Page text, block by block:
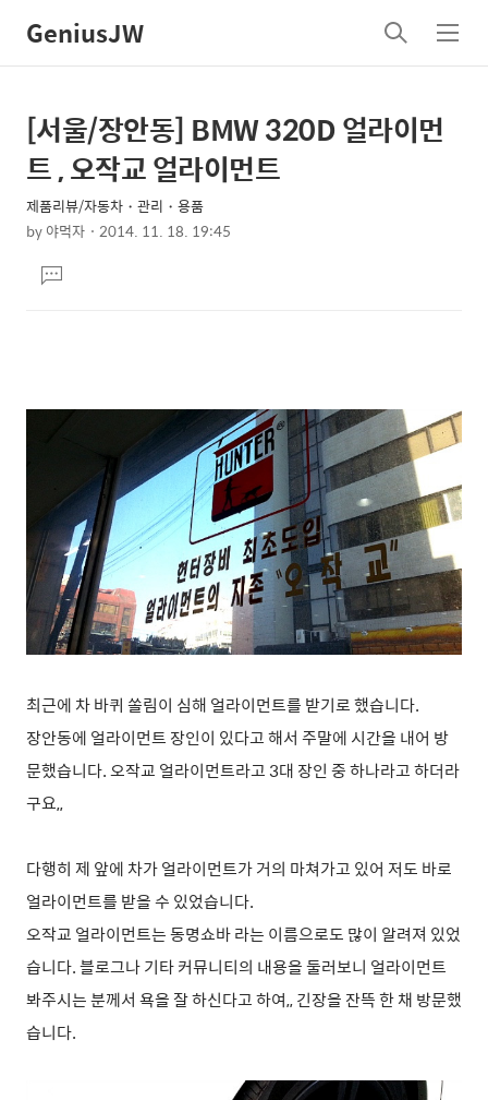
GeniusJW
검
색
메
뉴
상
세
컨
텐
본
문
제
목
[서울/장안동] BMW 320D 얼라이먼
트 , 오작교 얼라이먼트
제품리뷰/자동차・관리・용품
by야먹자 2014. 11. 18. 19:45
문댓
글
최근에 차 바퀴 쏠림이 심해 얼라이먼트를 받기로 했습니다.
장안동에 얼라이먼트 장인이 있다고 해서 주말에 시간을 내어 방
문했습니다. 오작교 얼라이먼트라고 3대 장인 중 하나라고 하더라
구요,,
다행히 제 앞에 차가 얼라이먼트가 거의 마쳐가고 있어 저도 바로
얼라이먼트를 받을 수 있었습니다.
오작교 얼라이먼트는 동명쇼바 라는 이름으로도 많이 알려져 있었
습니다. 블로그나 기타 커뮤니티의 내용을 둘러보니 얼라이먼트
봐주시는 분께서 욕을 잘 하신다고 하여,, 긴장을 잔뜩 한 채 방문했
습니다.